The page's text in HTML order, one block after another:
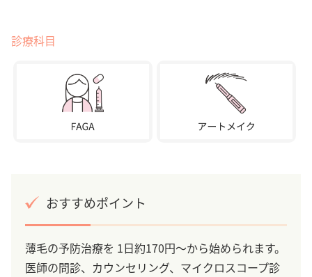
診療科目
おすすめポイント
薄毛の予防治療を 1日約170円～から始められます。
医師の問診、カウンセリング、マイクロスコープ診